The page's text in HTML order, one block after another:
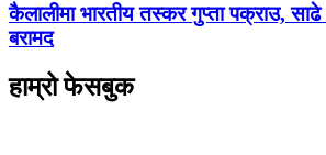
कैलालीमा भारतीय तस्कर गुप्ता पक्राउ,
बरामद
हाम्रो फेसबुक